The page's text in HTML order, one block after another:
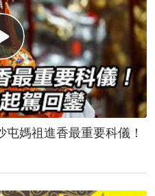
媽祖進香最重要科儀！